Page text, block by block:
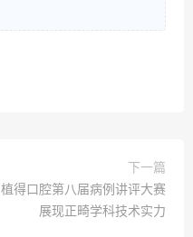
下一篇
植得口腔第八届病例讲评大赛
展现正畸学科技术实力